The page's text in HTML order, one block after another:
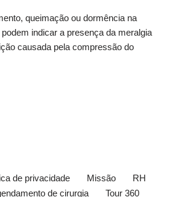
queimação ou dormência na
indicar a presença da meralgia
causada pela compressão do
de privacidade Missão
RH
de cirurgia Tour 360